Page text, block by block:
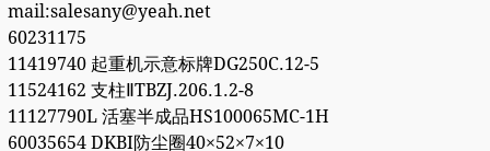
mail:salesany@yeah.net
60231175
11419740 起重机示意标牌DG250C.12-5
11524162 支柱ⅡTBZJ.206.1.2-8
11127790L 活塞半成品HS100065MC-1H
60035654 DKBI防尘圈40×52×7×10